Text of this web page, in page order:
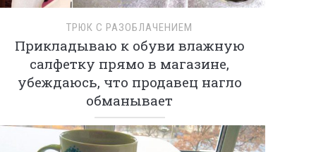
ТРЮК С РАЗОБЛАЧЕНИЕМ
Прикладываю к обуви влажную
салфетку прямо в магазине,
убеждаюсь, что продавец нагло
обманывает